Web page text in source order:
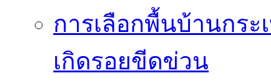
การเลือกพื้นบ้านกร
เกิดรอยขีดข่วน